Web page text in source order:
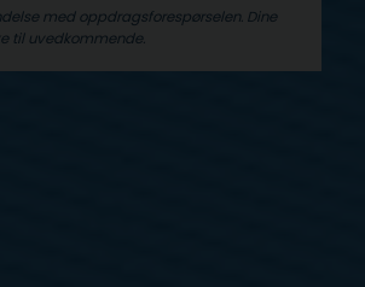
med oppdrags­forespørselen. Dine
til uvedkommende.